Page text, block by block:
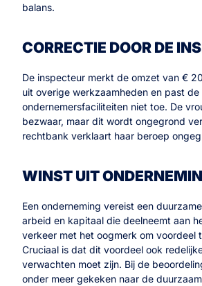
balans.
CORRECTIE DOOR DE
De inspecteur merkt de omzet van €
uit overige werkzaamheden en past de
ondernemersfaciliteiten niet toe. De
bezwaar, maar dit wordt ongegrond
rechtbank verklaart haar beroep
WINST UIT
Een onderneming vereist een
arbeid en kapitaal die deelneemt aan
verkeer met het oogmerk om voordeel
Cruciaal is dat dit voordeel ook
verwachten moet zijn. Bij de
onder meer gekeken naar de